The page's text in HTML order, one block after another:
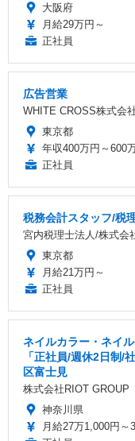
大阪府
月給29万円～
正社員
広告営業
WHITE CROSS株式会
東京都
年収400万円～600
正社員
税務会計スタッフ/税
宮内税理士法人/株式会
東京都
月給21万円～
正社員
ネイルカラー・ネイ
「正社員/週休2日制/
区富士見
株式会社RIOT GROUP
神奈川県
月給27万1,000円～